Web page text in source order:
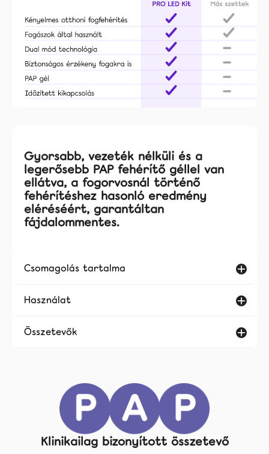
Gyorsabb, vezeték nélküli és a
legerősebb PAP fehérítő géllel van
ellátva, a fogorvosnál történő
fehérítéshez hasonló eredmény
eléréséért, garantáltan
fájdalommentes.
Csomagolás tartalma
Használat
Összetevők
Klinikailag bizonyított összetevő